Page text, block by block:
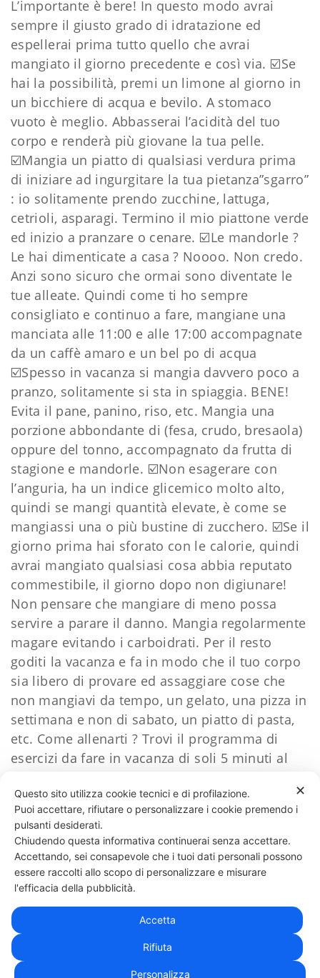
L’importante è bere! In questo modo avrai
sempre il giusto grado di idratazione ed
espellerai prima tutto quello che avrai
mangiato il giorno precedente e così via. ☑️Se
hai la possibilità, premi un limone al giorno in
un bicchiere di acqua e bevilo. A stomaco
vuoto è meglio. Abbasserai l’acidità del tuo
corpo e renderà più giovane la tua pelle.
☑️Mangia un piatto di qualsiasi verdura prima
di iniziare ad ingurgitare la tua pietanza”sgarro”
: io solitamente prendo zucchine, lattuga,
cetrioli, asparagi. Termino il mio piattone verde
ed inizio a pranzare o cenare. ☑️Le mandorle ?
Le hai dimenticate a casa ? Noooo. Non credo.
Anzi sono sicuro che ormai sono diventate le
tue alleate. Quindi come ti ho sempre
consigliato e continuo a fare, mangiane una
manciata alle 11:00 e alle 17:00 accompagnate
da un caffè amaro e un bel po di acqua
☑️Spesso in vacanza si mangia davvero poco a
pranzo, solitamente si sta in spiaggia. BENE!
Evita il pane, panino, riso, etc. Mangia una
porzione abbondante di (fesa, crudo, bresaola)
oppure del tonno, accompagnato da frutta di
stagione e mandorle. ☑️Non esagerare con
l’anguria, ha un indice glicemico molto alto,
quindi se mangi quantità elevate, è come se
mangiassi una o più bustine di zucchero. ☑️Se il
giorno prima hai sforato con le calorie, quindi
avrai mangiato qualsiasi cosa abbia reputato
commestibile, il giorno dopo non digiunare!
Non pensare che mangiare di meno possa
servire a parare il danno. Mangia regolarmente
magare evitando i carboidrati. Per il resto
goditi la vacanza e fa in modo che il tuo corpo
sia libero di provare ed assaggiare cose che
non mangiavi da tempo, un gelato, una pizza in
settimana e non di sabato, un piatto di pasta,
etc. Come allenarti ? Trovi il programma di
esercizi da fare in vacanza di soli 5 minuti al
60 LIKES
331 818 4777DANIELE ESPOSITO
✕
Questo sito utilizza cookie tecnici e di profilazione.
Puoi accettare, rifiutare o personalizzare i cookie premendo i
pulsanti desiderati.
Chiudendo questa informativa continuerai senza accettare.
Accettando, sei consapevole che i tuoi dati personali possono
essere raccolti allo scopo di personalizzare e misurare
l'efficacia della pubblicità.
Accetta
Rifiuta
Personalizza